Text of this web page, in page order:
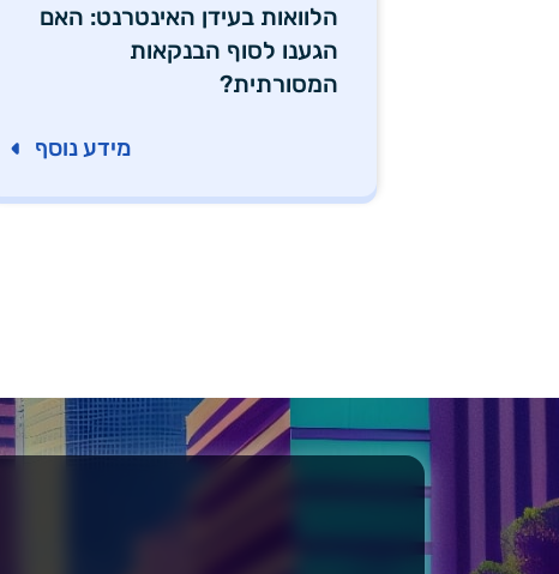
הלוואות בעידן האינטרנט: האם
הגענו לסוף הבנקאות
המסורתית?
מידע נוסף